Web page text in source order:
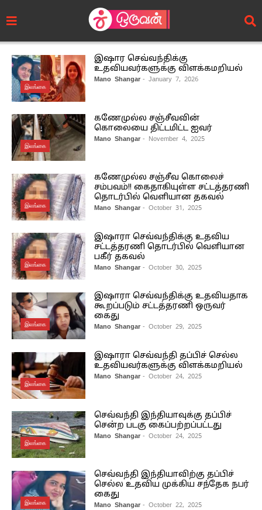
இலங்கை
இஷார செவ்வந்திக்கு
உதவியவர்களுக்கு விளக்கமறியல்
Mano Shangar - January 7, 2026
இலங்கை
கணேமுல்ல சஞ்சீவவின்
கொலையை திட்டமிட்ட ஐவர்
Mano Shangar - November 4, 2025
இலங்கை
கணேமுல்ல சஞ்சீவ கொலைச்
சம்பவம்!! கைதாகியுள்ள சட்டத்தரணி
தொடர்பில் வெளியான தகவல்
Mano Shangar - October 31, 2025
இலங்கை
இஷாரா செவ்வந்திக்கு உதவிய
சட்டத்தரணி தொடர்பில் வெளியான
பகீர் தகவல்
Mano Shangar - October 30, 2025
இலங்கை
இஷாரா செவ்வந்திக்கு உதவியதாக
கூறப்படும் சட்டத்தரணி ஒருவர்
கைது
Mano Shangar - October 29, 2025
இலங்கை
இஷாரா செவ்வந்தி தப்பிச் செல்ல
உதவியவர்களுக்கு விளக்கமறியல்
Mano Shangar - October 24, 2025
இலங்கை
செவ்வந்தி இந்தியாவுக்கு தப்பிச்
சென்ற படகு கைப்பற்றப்பட்டது
Mano Shangar - October 24, 2025
இலங்கை
செவ்வந்தி இந்தியாவிற்கு தப்பிச்
செல்ல உதவிய முக்கிய சந்தேக நபர்
கைது
Mano Shangar - October 22, 2025